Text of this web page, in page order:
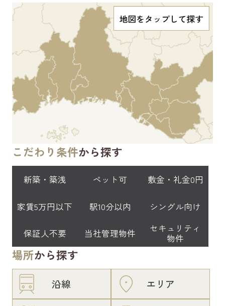
こだわり条件から探す
新築・築浅 ペット可 敷金・礼金0円
家賃5万円以下 駅10分以内 シングル向け
保証人不要 当社管理物件
セキュリティ
物件
場所から探す
沿線 エリア